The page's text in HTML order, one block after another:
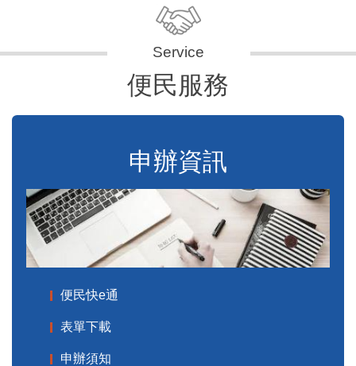
便民服務
申辦資訊
便民快e通
表單下載
申辦須知